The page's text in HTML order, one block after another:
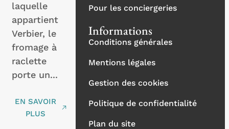
laquelle
appartient
Verbier, le
fromage à
raclette
porte un...
EN SAVOIR
PLUS
Pour les conciergeries
Informations
Conditions générales
Mentions légales
Gestion des cookies
Politique de confidentialité
Plan du site